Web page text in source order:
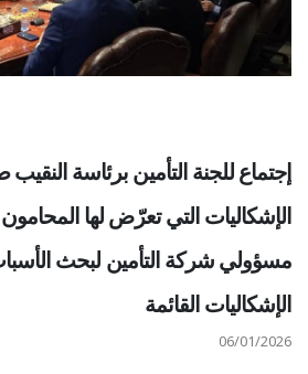
إجتماع للجنة التأمين برئاسة
الإشكاليات التي تعرّض لها
مسؤولي شركة التأمين لبحث
الإشكاليات القائمة
06/01/2026